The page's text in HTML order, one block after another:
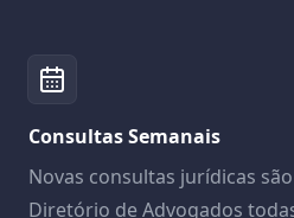
Consultas Semanais
Novas consultas jurídicas
Diretório de Advogados